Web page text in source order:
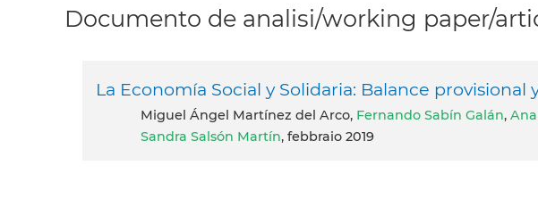
Documento de analisi/working paper/
La Economía Social y Solidaria: Balance provisional
Miguel Ángel Martínez del Arco, Fernando Sabín Galán,
Sandra Salsón Martín, febbraio 2019